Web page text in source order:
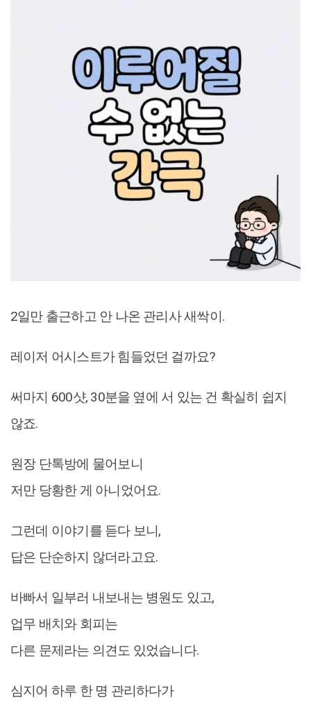
2일만 출근하고 안 나온 관리사 새싹이.
레이저 어시스트가 힘들었던 걸까요?
써마지 600샷, 30분을 옆에 서 있는 건 확실히 쉽지
않죠.
원장 단톡방에 물어보니
저만 당황한 게 아니었어요.
그런데 이야기를 듣다 보니,
답은 단순하지 않더라고요.
바빠서 일부러 내보내는 병원도 있고,
업무 배치와 회피는
다른 문제라는 의견도 있었습니다.
심지어 하루 한 명 관리하다가